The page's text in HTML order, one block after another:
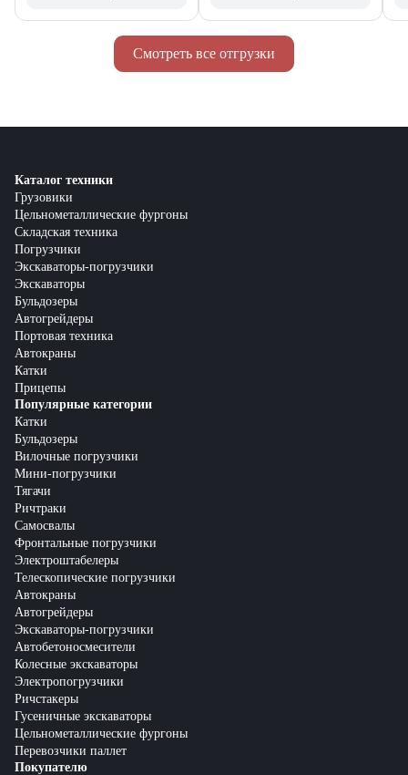
Смотреть все отгрузки
Каталог техники
Грузовики
Цельнометаллические фургоны
Складская техника
Погрузчики
Экскаваторы-погрузчики
Экскаваторы
Бульдозеры
Автогрейдеры
Портовая техника
Автокраны
Катки
Прицепы
Популярные категории
Катки
Бульдозеры
Вилочные погрузчики
Мини-погрузчики
Тягачи
Ричтраки
Самосвалы
Фронтальные погрузчики
Электроштабелеры
Телескопические погрузчики
Автокраны
Автогрейдеры
Экскаваторы-погрузчики
Автобетоносмесители
Колесные экскаваторы
Электропогрузчики
Ричстакеры
Гусеничные экскаваторы
Цельнометаллические фургоны
Перевозчики паллет
Покупателю